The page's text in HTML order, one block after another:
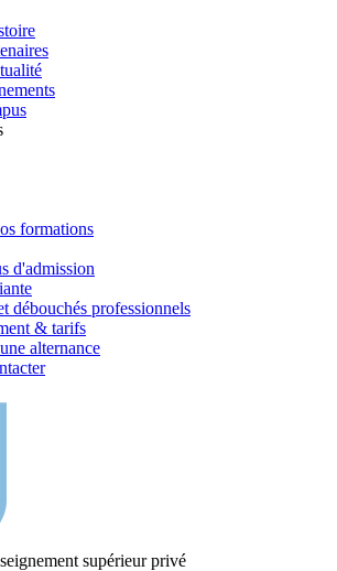
formations
d'admission
débouchés professionnels
& tarifs
alternance
supérieur privé